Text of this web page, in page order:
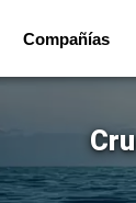
Compañías